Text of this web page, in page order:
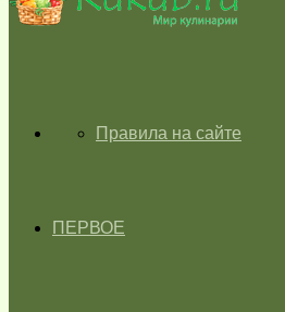
ГЛАВНАЯПравила на сайте
ПЕРВОЕ